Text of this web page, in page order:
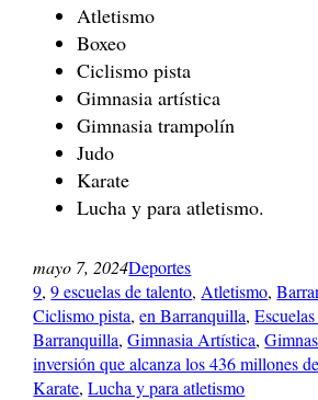
Atletismo
Boxeo
Ciclismo pista
Gimnasia artística
Gimnasia trampolín
Judo
Karate
Lucha y para atletismo.
mayo 7, 2024Deportes
9, 9 escuelas de talento, Atletismo,
Ciclismo pista, en Barranquilla,
Barranquilla, Gimnasia Artística,
inversión que alcanza los 436 millones
Karate, Lucha y para atletismo